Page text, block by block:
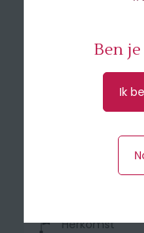
côte à l’os,
🎖️90 pts Rioja
Herkomst
Ben
Ik